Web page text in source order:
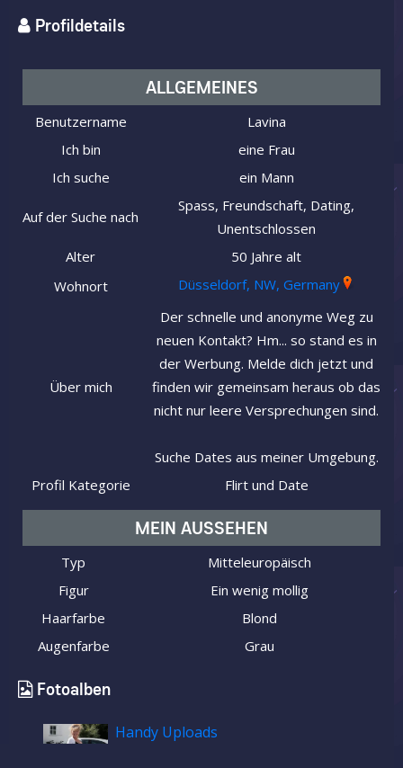
Profildetails
ALLGEMEINES
Benutzername
Lavina
Ich bin
eine Frau
Ich suche
ein Mann
Auf der Suche nach
Spass, Freundschaft, Dating,
Unentschlossen
Alter
50 Jahre alt
Wohnort
Düsseldorf, NW, Germany
Über mich
Der schnelle und anonyme Weg zu
neuen Kontakt? Hm... so stand es in
der Werbung. Melde dich jetzt und
finden wir gemeinsam heraus ob das
nicht nur leere Versprechungen sind.
Suche Dates aus meiner Umgebung.
Profil Kategorie
Flirt und Date
MEIN AUSSEHEN
Typ
Mitteleuropäisch
Figur
Ein wenig mollig
Haarfarbe
Blond
Augenfarbe
Grau
Fotoalben
Handy Uploads